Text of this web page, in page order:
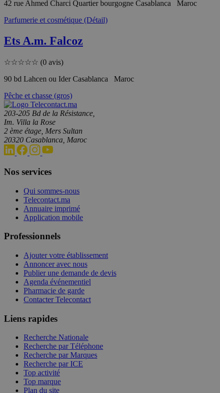
42 rue Ahmed Charci Quartier bourgogne Casablanca Maroc
Parfumerie et cosmétique (Détail)
Ets A.m. Falcoz
☆☆☆☆☆ (0 avis)
90 bd Lahcen ou Ider Casablanca Maroc
Pêche et chasse (gros)
203-205 Bd de la Résistance,
Im. Villa la Rose
2 ème étage, Mers Sultan
20320 Casablanca, Maroc
Nos services
Qui sommes-nous
Telecontact.ma
Annuaire imprimé
Application mobile
Professionnels
Ajouter votre établissement
Annoncer avec nous
Publier une demande de devis
Agenda événementiel
Pharmacie de garde
Contacter Telecontact
Liens rapides
Recherche Nationale
Recherche par Téléphone
Recherche par Marques
Recherche par ICE
Top activité
Top marque
Plan du site